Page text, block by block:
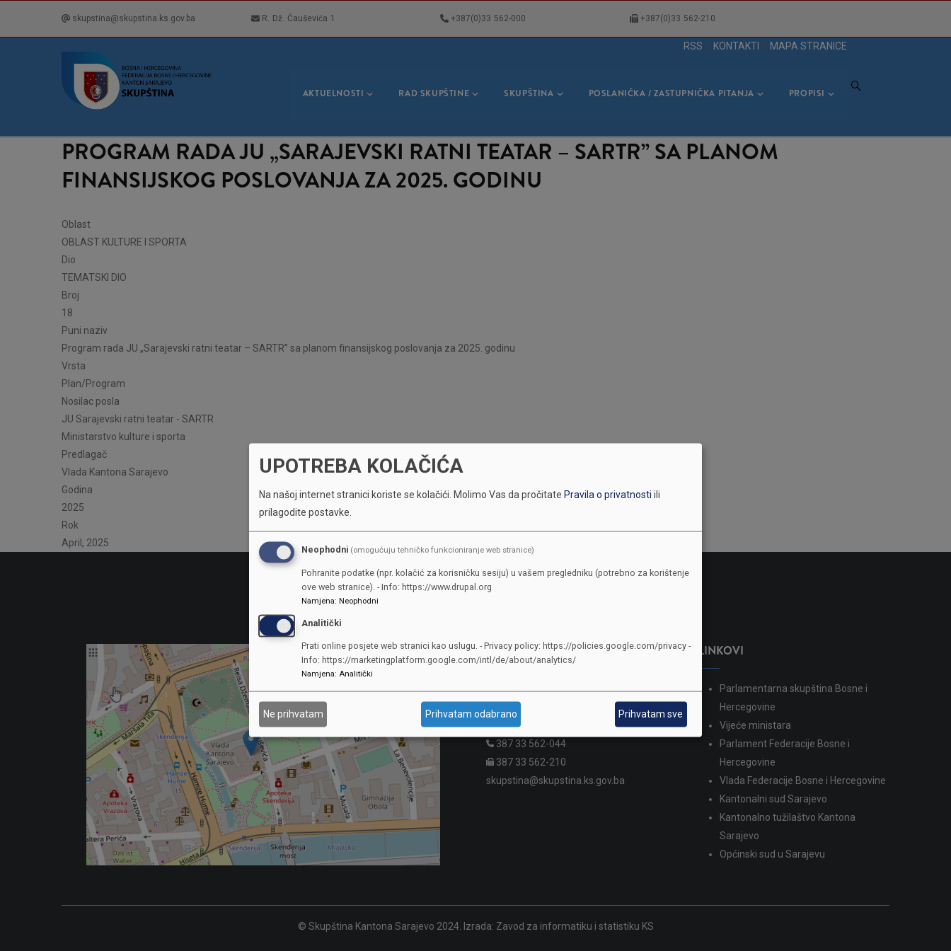
skupstina@skupstina.ks.gov.ba R. Dž. Čauševića 1 +387(0)33 562-000 +387(0)33 562-210
RSS KONTAKTI MAPA STRANICE
NAVIGACIJA
AKTUELNOSTI RAD SKUPŠTINE SKUPŠTINA POSLANIČKA / ZASTUPNIČKA PITANJA PROPISI
PROGRAM RADA JU „SARAJEVSKI RATNI TEATAR – SARTR” SA PLANOM
FINANSIJSKOG POSLOVANJA ZA 2025. GODINU
Oblast
OBLAST KULTURE I SPORTA
Dio
TEMATSKI DIO
Broj
18
Puni naziv
Program rada JU „Sarajevski ratni teatar – SARTR” sa planom finansijskog poslovanja za 2025. godinu
Vrsta
Plan/Program
Nosilac posla
JU Sarajevski ratni teatar - SARTR
Ministarstvo kulture i sporta
Predlagač
Vlada Kantona Sarajevo
Godina
2025
Rok
April, 2025
KONTAKTI
SKUPŠTINA
Adresa: Sarajevo, Reisa Džemaludina
Čauševića 1
387 33 562-044
387 33 562-210
skupstina@skupstina.ks.gov.ba
LINKOVI
Parlamentarna skupština Bosne i
Hercegovine
Vijeće ministara
Parlament Federacije Bosne i
Hercegovine
Vlada Federacije Bosne i Hercegovine
Kantonalni sud Sarajevo
Kantonalno tužilaštvo Kantona
Sarajevo
Općinski sud u Sarajevu
© Skupština Kantona Sarajevo 2024. Izrada: Zavod za informatiku i statistiku KS
UPOTREBA KOLAČIĆA
Na našoj internet stranici koriste se kolačići. Molimo Vas da pročitate Pravila o privatnosti ili
prilagodite postavke.
Neophodni (omogućuju tehničko funkcioniranje web stranice)
Pohranite podatke (npr. kolačić za korisničku sesiju) u vašem pregledniku (potrebno za korištenje
ove web stranice). - Info: https://www.drupal.org
Namjena: Neophodni
Analitički
Prati online posjete web stranici kao uslugu. - Privacy policy: https://policies.google.com/privacy -
Info: https://marketingplatform.google.com/intl/de/about/analytics/
Namjena: Analitički
Ne prihvatam Prihvatam odabrano Prihvatam sve